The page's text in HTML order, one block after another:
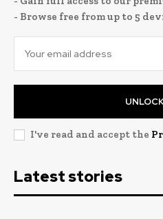
- Browse free from up to 5
I've read and accept the
Latest stories